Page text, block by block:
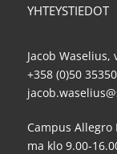
YHTEYSTIEDOT
Jacob
+358 (0)50
Campus
ma klo 9.00-